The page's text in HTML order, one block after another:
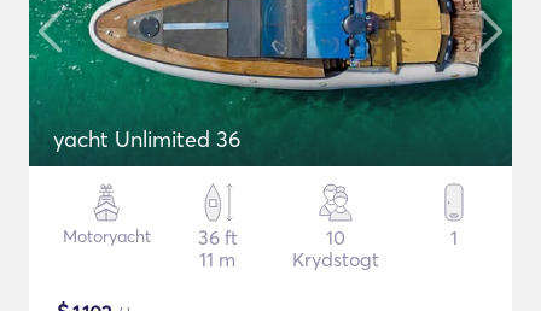
yacht Unlimited 36
Motoryacht
36 ft
11 m
10
Krydstogt
1